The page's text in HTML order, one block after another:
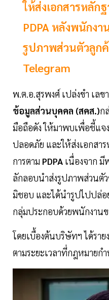
ให้ส่งเอกสารหลัก
PDPA หลังพนักง
รูปภาพส่วนตัวลูก
Telegram
พ.ต.อ.สุรพงศ์ เปล่งขำ เลข
ข้อมูลส่วนบุคคล (สคส.)ก
มือถือดัง ให้มาพบเพื่อชี้แจ
ปลอดภัย และให้ส่งเอกสา
การตาม PDPA เนื่องจาก
ลักลอบนำส่งรูปภาพส่วนตัว
มิชอบ และได้นำรูปไปปล่อ
กลุ่มประกอบด้วยพนักงาน
โดยเบื้องต้นบริษัทฯ ได้ราย
ตามระยะเวลาที่กฎหมายก